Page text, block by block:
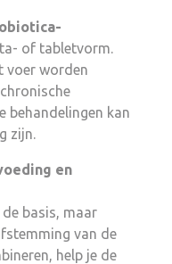
of tabletvorm.
voer worden
behandelingen kan
zijn.
en
basis, maar
van de
help je de